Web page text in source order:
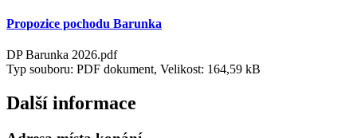
Propozice pochodu Barunka
DP Barunka 2026.pdf
Typ souboru: PDF dokument, Velikost: 164,59 kB
Další informace